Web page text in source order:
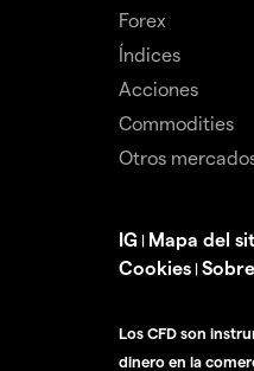
Forex
Índices
Acciones
Commodities
Otros
IG | Mapa del
Cookies |
Los CFD son
dinero en la